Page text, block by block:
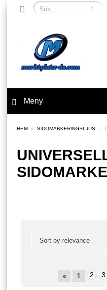
Meny
HEM SIDOMARKERINGSLJUS
« 1 2 3